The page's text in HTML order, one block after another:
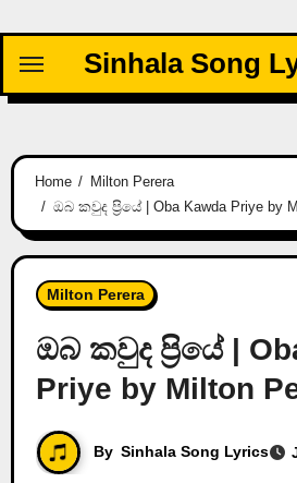
content
Sinhala Song
Home
Milton Perera
ඔබ කවුද ප්‍රියේ | Oba Kawda Priye by
Milton Perera
ඔබ කවුද ප්‍රියේ |
Priye by Milton
By Sinhala Song Lyrics